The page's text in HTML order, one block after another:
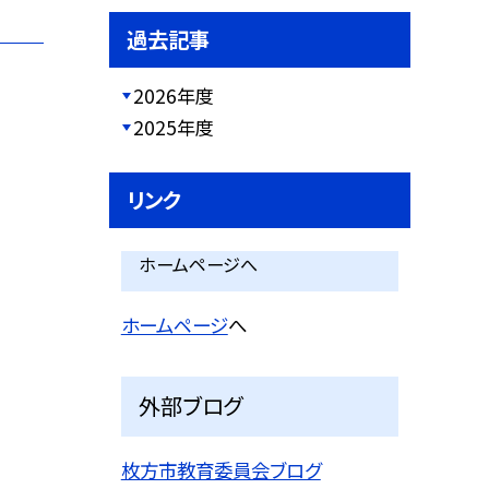
過去記事
2026年度
2025年度
リンク
ホームページへ
ホームページへ
外部ブログ
枚方市教育委員会ブログ